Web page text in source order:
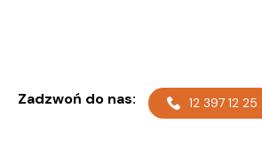
Zadzwoń do nas: 12 397 12 25